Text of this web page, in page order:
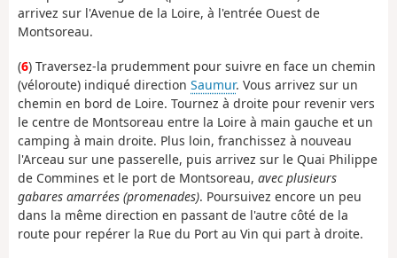
arrivez sur l'Avenue de la Loire, à l'entrée Ouest de
Montsoreau.
(6) Traversez-la prudemment pour suivre en face un chemin
(véloroute) indiqué direction Saumur. Vous arrivez sur un
chemin en bord de Loire. Tournez à droite pour revenir vers
le centre de Montsoreau entre la Loire à main gauche et un
camping à main droite. Plus loin, franchissez à nouveau
l'Arceau sur une passerelle, puis arrivez sur le Quai Philippe
de Commines et le port de Montsoreau, avec plusieurs
gabares amarrées (promenades). Poursuivez encore un peu
dans la même direction en passant de l'autre côté de la
route pour repérer la Rue du Port au Vin qui part à droite.